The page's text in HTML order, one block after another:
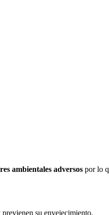
ambientales adversos por lo
su envejecimiento.